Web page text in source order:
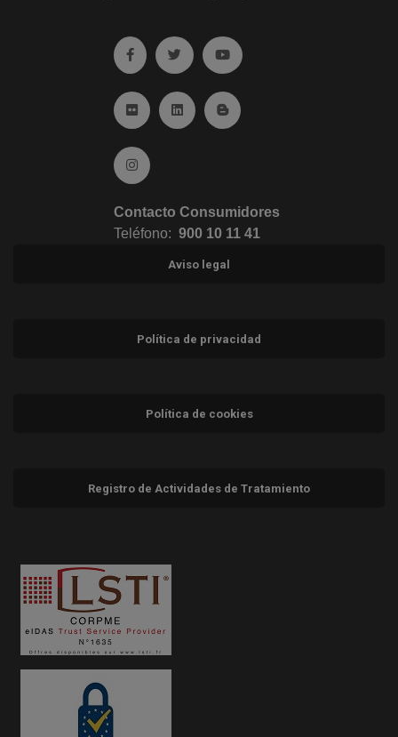
Ir a facebook (abre en ventana nueva)
Ir a twitter (abre en ventana nueva)
Ir a YouTube (abre en
Ir a Flickr (abre en ventana nueva)
Ir a Linkedin (abre en ventana nueva)
Ir al Blog (abre en ventana
Ir a Instagram (abre en ventana nueva)
Contacto Consumidores
Teléfono: 900 10 11 41
Aviso legal
Política de privacidad
Política de cookies
Registro de Actividades de Tratamiento